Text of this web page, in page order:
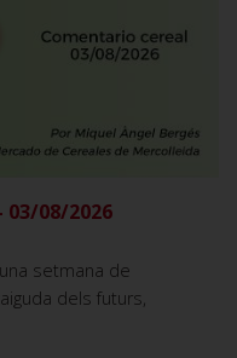
08/2026
setmana de
dels futurs,